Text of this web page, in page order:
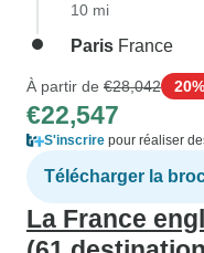
10 mi
Paris France
À partir de €28,042
€22,547
S'inscrire pour réaliser
Télécharger la
La France